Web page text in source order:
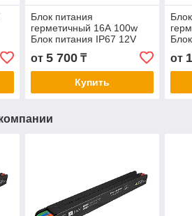
Блок питания
герметичный 16А 100w
Блок питания IP67 12V
от 5 700₸
Купить
от